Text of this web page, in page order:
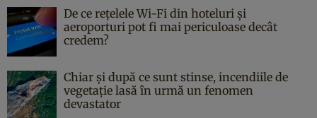
De ce rețelele Wi-Fi din hoteluri și
aeroporturi pot fi mai periculoase decât
credem?
Chiar și după ce sunt stinse, incendiile de
vegetație lasă în urmă un fenomen
devastator